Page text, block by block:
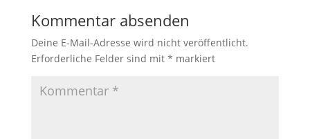
Kommentar absenden
Deine E-Mail-Adresse wird nicht veröffentlicht.
Erforderliche Felder sind mit * markiert